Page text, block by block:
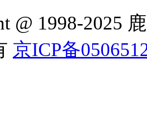
@ 1998-2025
京ICP备